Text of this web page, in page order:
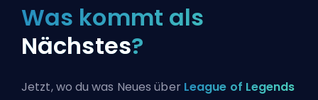
Was kommt als
Nächstes?
Jetzt, wo du was Neues über League of Legends